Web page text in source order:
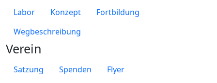
Labor Konzept
Fortbildung
Wegbeschreibung
Verein
Satzung Spenden
Flyer